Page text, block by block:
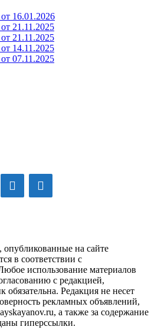
16.01.2026
21.11.2025
21.11.2025
14.11.2025
07.11.2025
на сайте
в соответствии с
использование материалов
с редакцией,
обязательна. Редакция не несет
рекламных объявлений,
а также за содержание
гиперссылки.